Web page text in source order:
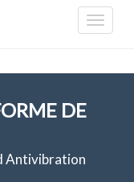
DE
Antivibration